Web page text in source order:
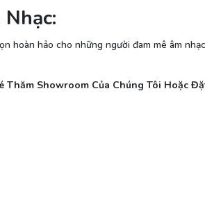
hảo cho những người đam mê âm
Showroom Của Chúng Tôi Hoặc